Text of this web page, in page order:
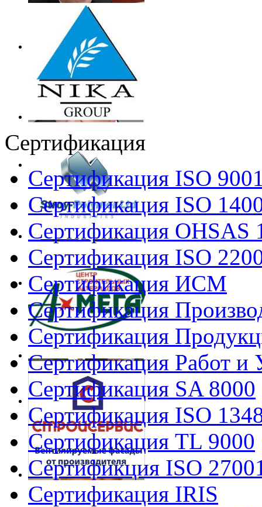
Сертификация
Сертификация ISO
Сертификация ISO
Сертификация OHSAS
Сертификация ISO
Сертификация ИСМ
Сертификация
Сертификация
Сертификация Работ и
Сертификация SA 8000
Сертификация ISO
Сертификация TL 9000
Сертификция ISO
Сертификация IRIS